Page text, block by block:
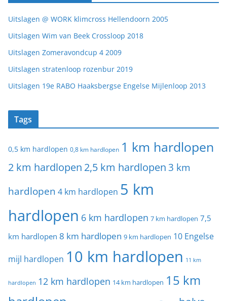
Uitslagen @ WORK klimcross Hellendoorn 2005
Uitslagen Wim van Beek Crossloop 2018
Uitslagen Zomeravondcup 4 2009
Uitslagen stratenloop rozenbur 2019
Uitslagen 19e RABO Haaksbergse Engelse Mijlenloop 2013
Tags
0,5 km hardlopen 0,8 km hardlopen 1 km hardlopen
2 km hardlopen 2,5 km hardlopen 3 km
hardlopen 4 km hardlopen 5 km
hardlopen 6 km hardlopen 7 km hardlopen 7,5
km hardlopen 8 km hardlopen 9 km hardlopen 10 Engelse
mijl hardlopen 10 km hardlopen 11 km
hardlopen 12 km hardlopen 14 km hardlopen 15 km